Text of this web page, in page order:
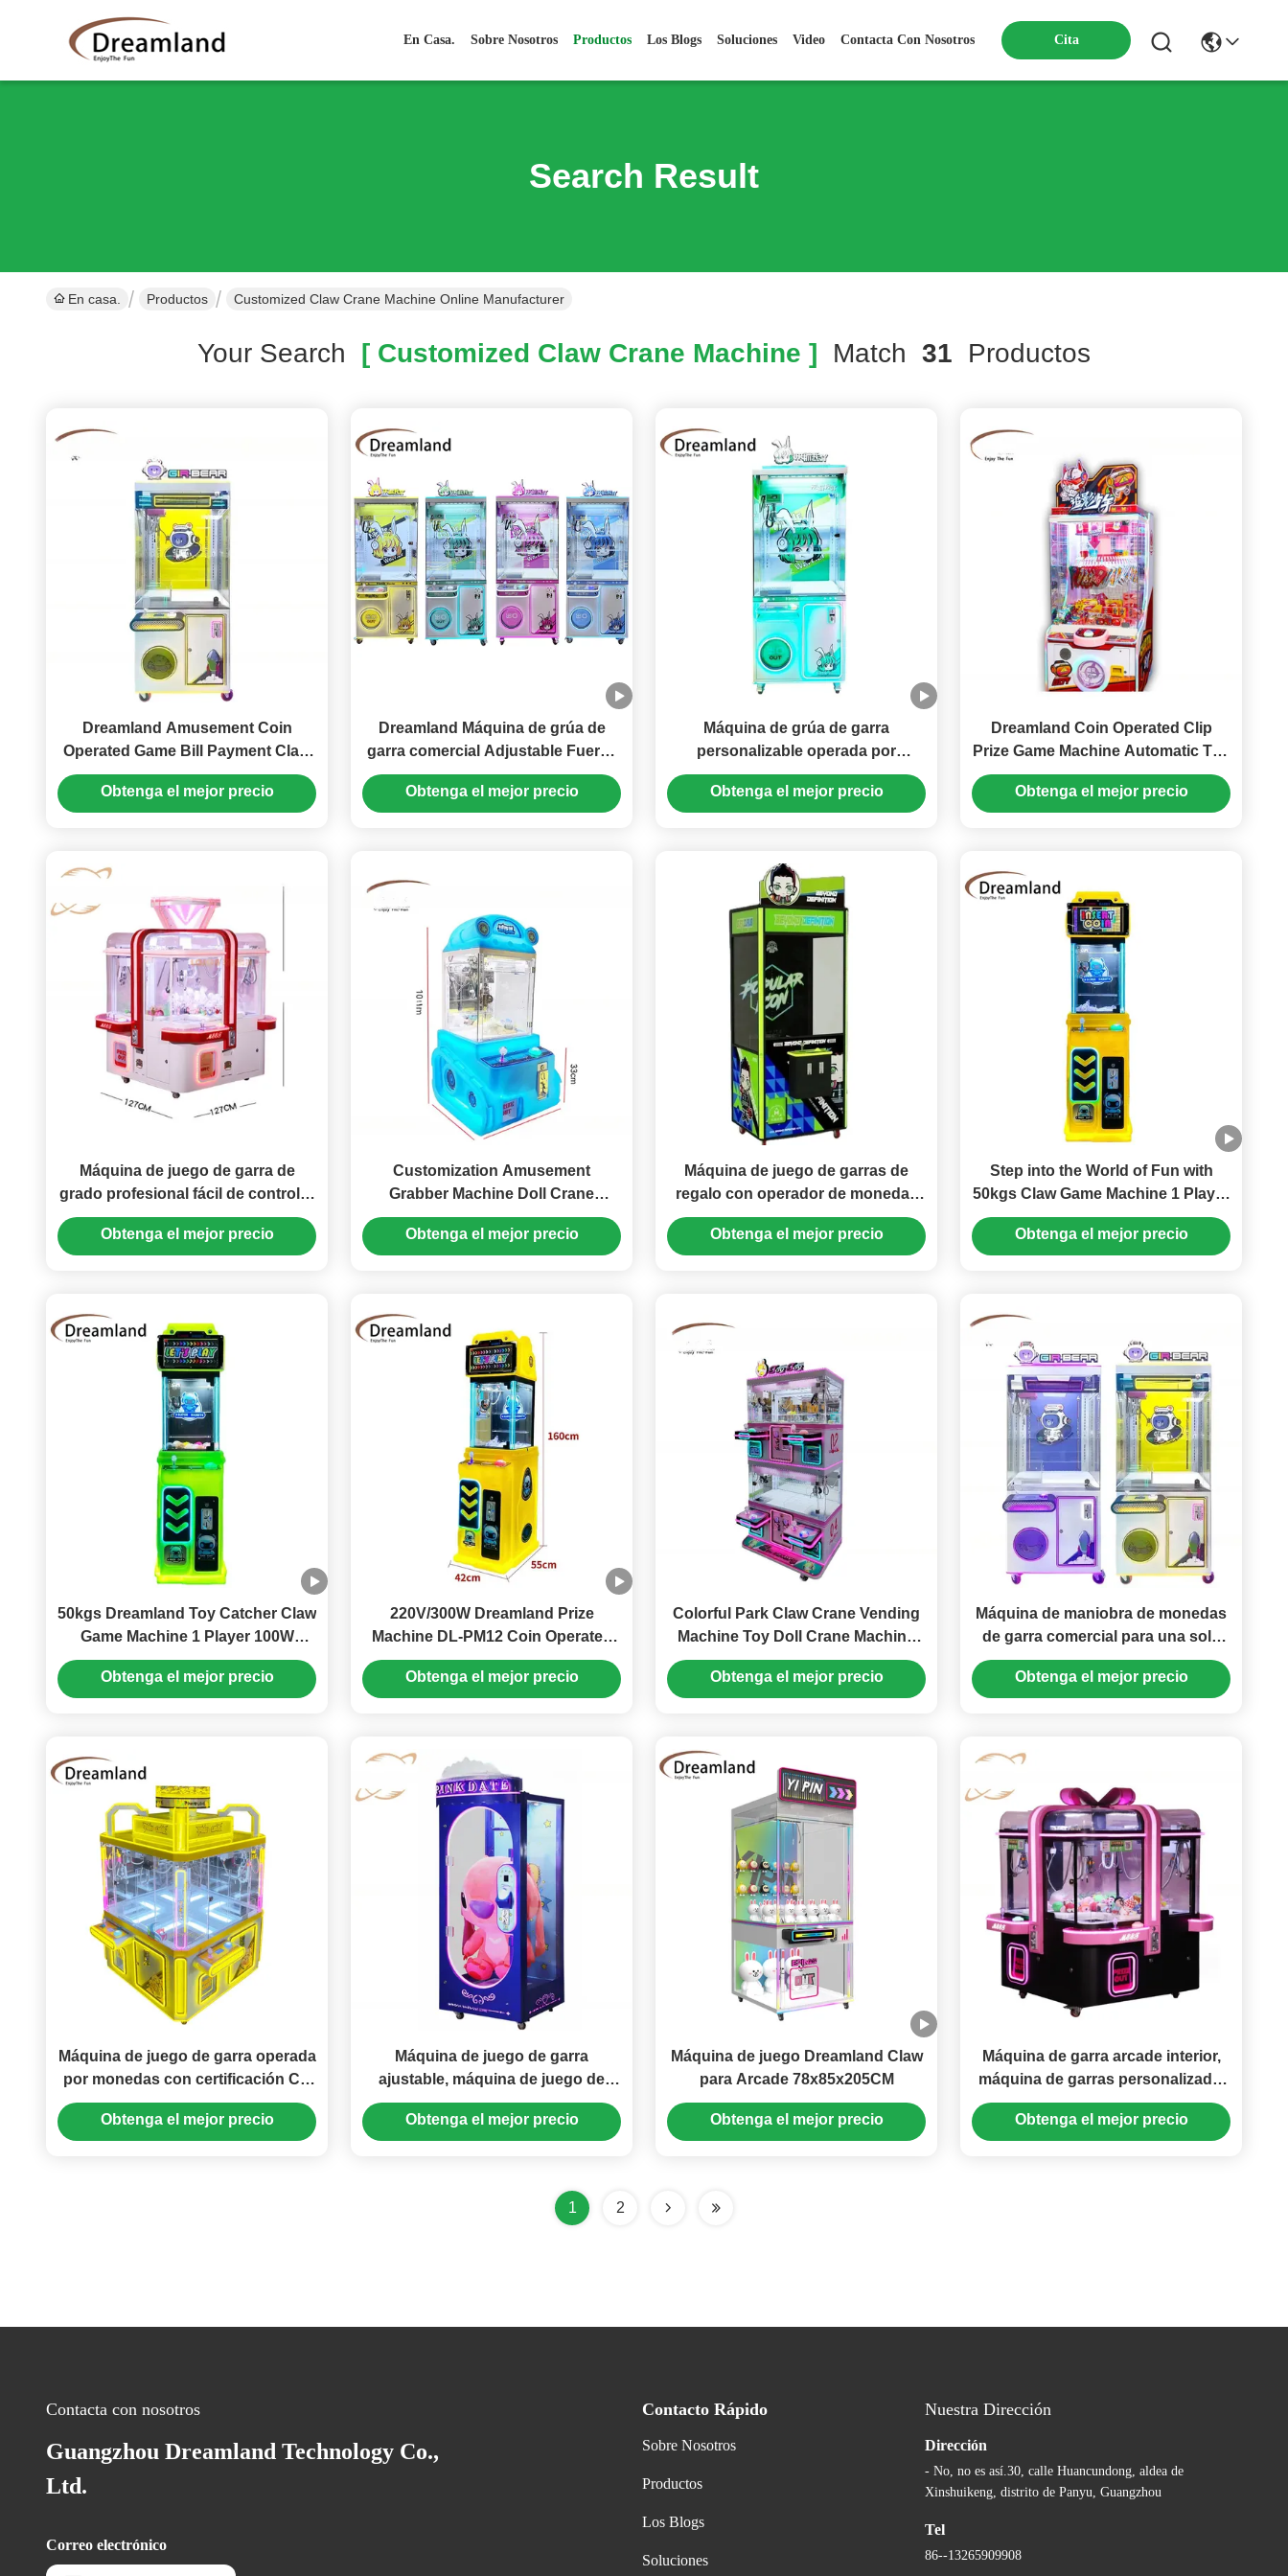
En Casa. Sobre Nosotros Productos Los Blogs Soluciones Video Contacta Con Nosotros Cita
Search Result
En casa. Productos Customized Claw Crane Machine Online Manufacturer
Your Search [ Customized Claw Crane Machine ] Match 31 Productos
Dreamland Amusement Coin
Operated Game Bill Payment Claw
Crane Machine Shop Doll Crane
Prize Claw Machine
Obtenga el mejor precio
Dreamland Máquina de grúa de
garra comercial Adjustable Fuerza
de la garra Máquina de juego de
garra para centros comerciales de
Obtenga el mejor precio
Máquina de grúa de garra
personalizable operada por
monedas de peluche atrapadora de
juguetes Impresión de logotipo de
Obtenga el mejor precio
Dreamland Coin Operated Clip
Prize Game Machine Automatic Toy
Claw Crane Machine Vending Toys
Claw Machine
Obtenga el mejor precio
Máquina de juego de garra de
grado profesional fácil de controlar
con marco de metal
Obtenga el mejor precio
Customization Amusement
Grabber Machine Doll Crane
Machine 55*47*110Cm
Obtenga el mejor precio
Máquina de juego de garras de
regalo con operador de monedas
Certificado CE Alta durabilidad
Obtenga el mejor precio
Step into the World of Fun with
50kgs Claw Game Machine 1 Player
100W Operating Power
Obtenga el mejor precio
50kgs Dreamland Toy Catcher Claw
Game Machine 1 Player 100W
Operating Power for Customer
Requirements
Obtenga el mejor precio
220V/300W Dreamland Prize
Machine DL-PM12 Coin Operated
Mini Scalable Claw Toys Machine
The Ultimate Prize For Your
Obtenga el mejor precio
Colorful Park Claw Crane Vending
Machine Toy Doll Crane Machine
Single Person
Obtenga el mejor precio
Máquina de maniobra de monedas
de garra comercial para una sola
persona Máquina de arcade de
garra
Obtenga el mejor precio
Máquina de juego de garra operada
por monedas con certificación CE
4 jugadores Grúa de garra Máquina
expendedora Arcade Equipo de
Obtenga el mejor precio
Máquina de juego de garra
ajustable, máquina de juego de
corte de muñecas para centro de
juegos
Obtenga el mejor precio
Máquina de juego Dreamland Claw
para Arcade 78x85x205CM
Obtenga el mejor precio
Máquina de garra arcade interior,
máquina de garras personalizada,
marco de metal, todo tipo de
enchufes
Obtenga el mejor precio
1 2
Contacta con nosotros
Guangzhou Dreamland Technology Co.,
Ltd.
Correo electrónico
Contacto Rápido
Sobre Nosotros
Productos
Los Blogs
Soluciones
Nuestra Dirección
Dirección
- No, no es así.30, calle Huancundong, aldea de
Xinshuikeng, distrito de Panyu, Guangzhou
Tel
86--13265909908